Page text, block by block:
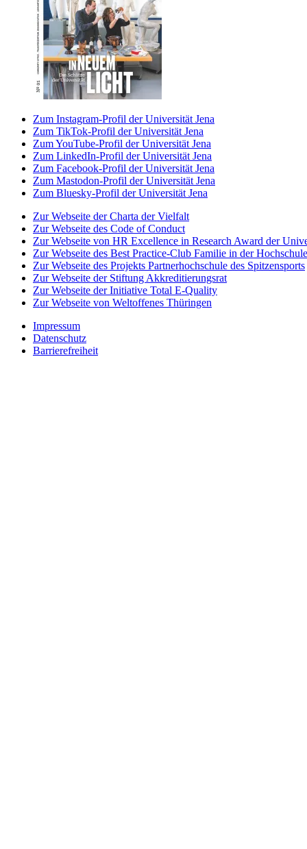
Zum Instagram-Profil der Universität Jena
Zum TikTok-Profil der Universität Jena
Zum YouTube-Profil der Universität Jena
Zum LinkedIn-Profil der Universität Jena
Zum Facebook-Profil der Universität Jena
Zum Mastodon-Profil der Universität Jena
Zum Bluesky-Profil der Universität Jena
Zur Webseite der Charta der Vielfalt
Zur Webseite des Code of Conduct
Zur Webseite von HR Excellence in Research Award der
Zur Webseite des Best Practice-Club Familie in der Hochschule
Zur Webseite des Projekts Partnerhochschule des Spitzensports
Zur Webseite der Stiftung Akkreditierungsrat
Zur Webseite der Initiative Total E-Quality
Zur Webseite von Weltoffenes Thüringen
Impressum
Datenschutz
Barrierefreiheit